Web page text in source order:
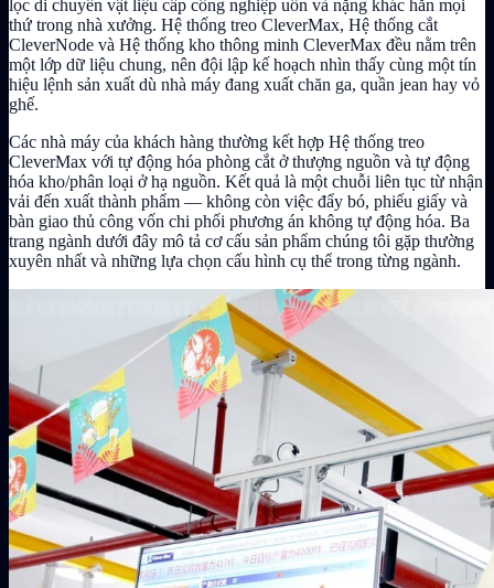
lọc di chuyển vật liệu cấp công nghiệp uốn và nặng khác hẳn mọi
thứ trong nhà xưởng. Hệ thống treo CleverMax, Hệ thống cắt
CleverNode và Hệ thống kho thông minh CleverMax đều nằm trên
một lớp dữ liệu chung, nên đội lập kế hoạch nhìn thấy cùng một tín
hiệu lệnh sản xuất dù nhà máy đang xuất chăn ga, quần jean hay vỏ
ghế.
Các nhà máy của khách hàng thường kết hợp Hệ thống treo
CleverMax với tự động hóa phòng cắt ở thượng nguồn và tự động
hóa kho/phân loại ở hạ nguồn. Kết quả là một chuỗi liên tục từ nhận
vải đến xuất thành phẩm — không còn việc đẩy bó, phiếu giấy và
bàn giao thủ công vốn chi phối phương án không tự động hóa. Ba
trang ngành dưới đây mô tả cơ cấu sản phẩm chúng tôi gặp thường
xuyên nhất và những lựa chọn cấu hình cụ thể trong từng ngành.